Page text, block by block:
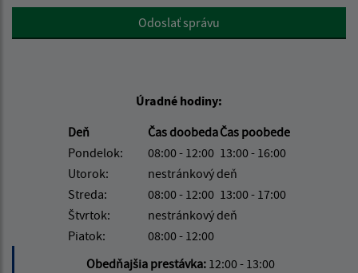
Google reCaptcha ResponseOdoslať správu
Úradné hodiny:
Deň
Čas doobedaČas poobede
Pondelok:
08:00 - 12:00 13:00 - 16:00
Utorok:
nestránkový deň
Streda:
08:00 - 12:00 13:00 - 17:00
Štvrtok:
nestránkový deň
Piatok:
08:00 - 12:00
Obedňajšia prestávka: 12:00 - 13:00